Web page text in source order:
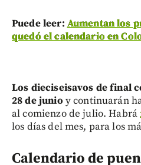
Puede leer: Aumentan los
quedó el calendario en
Los dieciseisavos de final
28 de junio y continuarán
al comienzo de julio. Habrá
los días del mes, para los
Calendario de